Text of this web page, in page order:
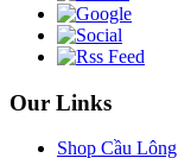
Our Links
Shop Cầu Lông